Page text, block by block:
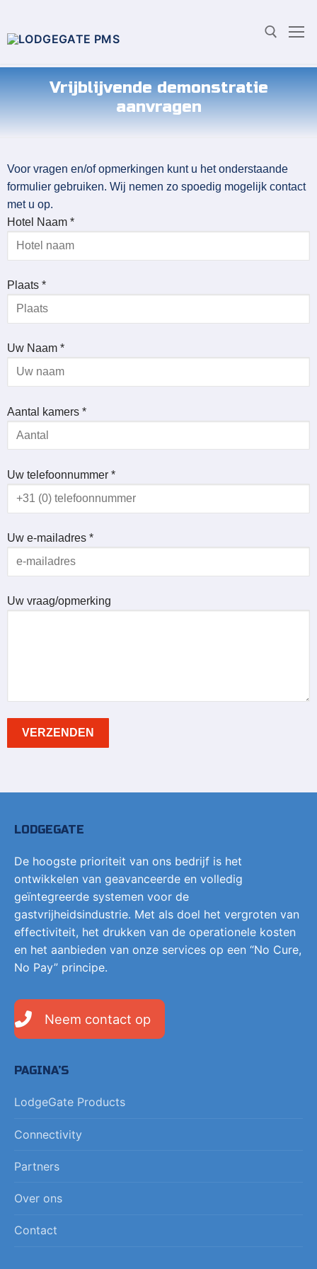
Vrijblijvende demonstratie
aanvragen
Voor vragen en/of opmerkingen kunt u het onderstaande
formulier gebruiken. Wij nemen zo spoedig mogelijk contact
met u op.
Hotel Naam *
Plaats *
Uw Naam *
Aantal kamers *
Uw telefoonnummer *
Uw e-mailadres *
Uw vraag/opmerking
LODGEGATE
De hoogste prioriteit van ons bedrijf is het
ontwikkelen van geavanceerde en volledig
geïntegreerde systemen voor de
gastvrijheidsindustrie. Met als doel het vergroten van
effectiviteit, het drukken van de operationele kosten
en het aanbieden van onze services op een “No Cure,
No Pay” principe.
Neem contact op
PAGINA’S
LodgeGate Products
Connectivity
Partners
Over ons
Contact